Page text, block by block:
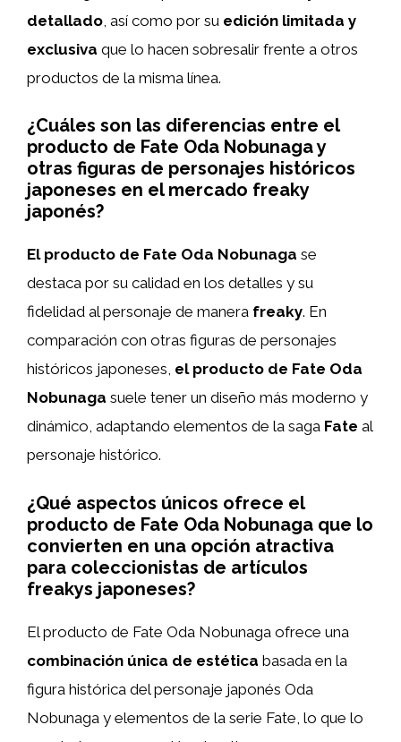
detallado , así como por su edición limitada y
exclusiva que lo hacen sobresalir frente a otros
productos de la misma línea.
¿Cuáles son las diferencias entre el
producto de Fate Oda Nobunaga y
otras figuras de personajes históricos
japoneses en el mercado freaky
japonés?
El producto de Fate Oda Nobunaga se
destaca por su calidad en los detalles y su
fidelidad al personaje de manera freaky. En
comparación con otras figuras de personajes
históricos japoneses, el producto de Fate Oda
Nobunaga suele tener un diseño más moderno y
dinámico, adaptando elementos de la saga Fate al
personaje histórico.
¿Qué aspectos únicos ofrece el
producto de Fate Oda Nobunaga que lo
convierten en una opción atractiva
para coleccionistas de artículos
freakys japoneses?
El producto de Fate Oda Nobunaga ofrece una
combinación única de estética basada en la
figura histórica del personaje japonés Oda
Nobunaga y elementos de la serie Fate, lo que lo